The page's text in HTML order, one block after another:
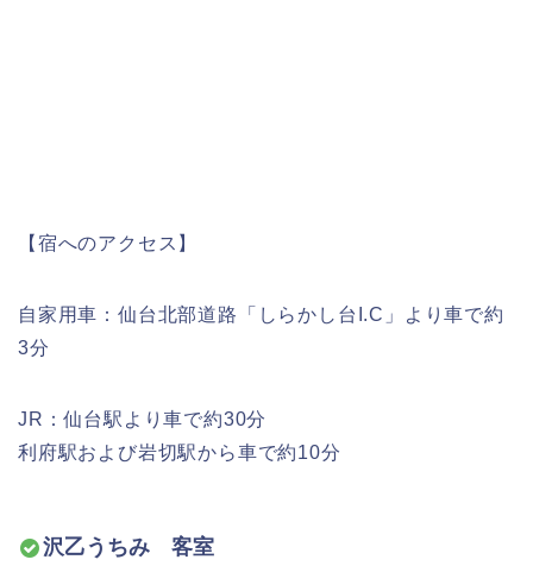
【宿へのアクセス】
自家用車：仙台北部道路「しらかし台I.C」より車で約
3分
JR：仙台駅より車で約30分
利府駅および岩切駅から車で約10分
沢乙うちみ 客室